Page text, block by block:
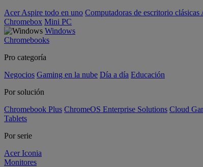
Acer Aspire todo en uno Computadoras de escritorio clásicas
Chromebox Mini PC
Windows
Chromebooks
Pro categoría
Negocios Gaming en la nube Día a día Educación
Por solución
Chromebook Plus ChromeOS Enterprise Solutions Cloud
Tablets
Por serie
Acer Iconia
Monitores